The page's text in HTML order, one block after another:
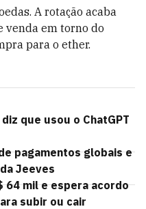
A rotação acaba
venda em torno do
para o ether.
que usou o ChatGPT
pagamentos globais e
Jeeves
64 mil e espera acordo
subir ou cair